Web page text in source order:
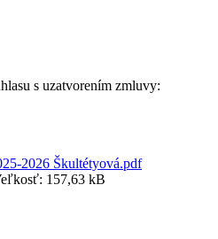
s uzatvorením zmluvy:
2026 Škultétyová.pdf
157,63 kB